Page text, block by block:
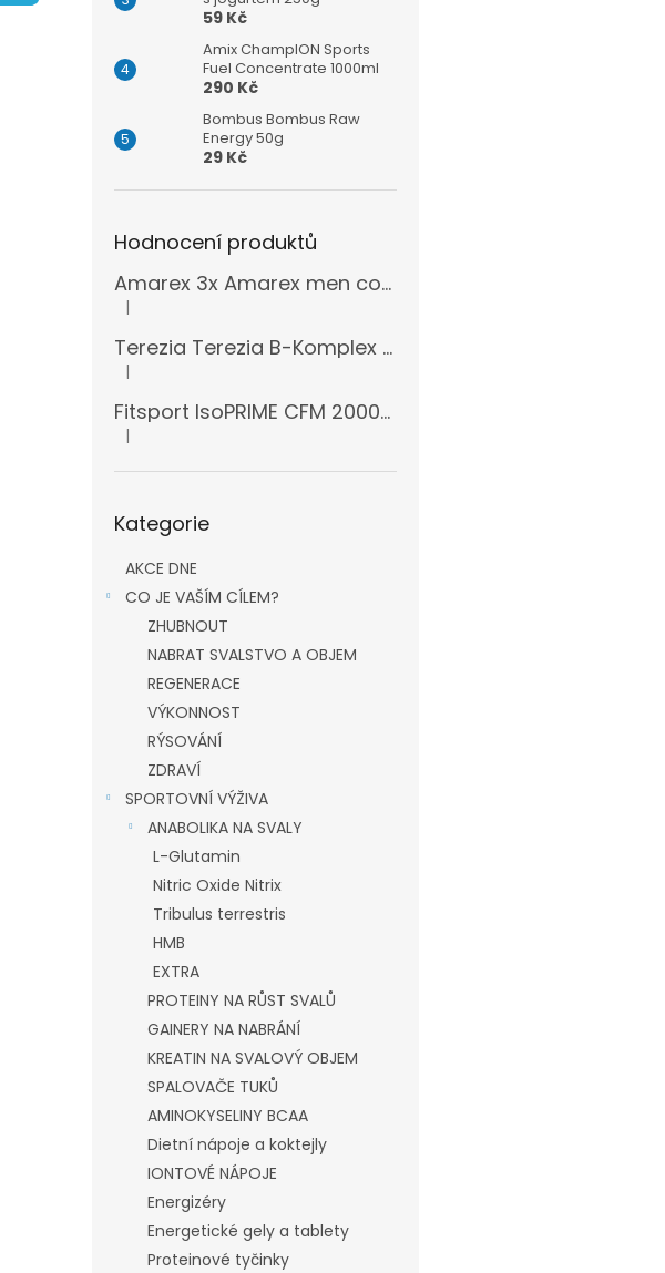
59 Kč
Amix ChampION Sports
Fuel Concentrate 1000ml
290 Kč
Bombus Bombus Raw
Energy 50g
29 Kč
Hodnocení produktů
Amarex 3x Amarex men complex 120 kapslí
Hodnocení produktu je 5 z 5 hvězdiček.
|
Terezia Terezia B-Komplex super forte 100 tablet
Hodnocení produktu je 5 z 5 hvězdiček.
|
Fitsport IsoPRIME CFM 2000g + šejkr
Hodnocení produktu je 5 z 5 hvězdiček.
|
kategorie
Kategorie
AKCE DNE
CO JE VAŠÍM CÍLEM?
ZHUBNOUT
NABRAT SVALSTVO A OBJEM
REGENERACE
VÝKONNOST
RÝSOVÁNÍ
ZDRAVÍ
SPORTOVNÍ VÝŽIVA
ANABOLIKA NA SVALY
L-Glutamin
Nitric Oxide Nitrix
Tribulus terrestris
HMB
EXTRA
PROTEINY NA RŮST SVALŮ
GAINERY NA NABRÁNÍ
KREATIN NA SVALOVÝ OBJEM
SPALOVAČE TUKŮ
AMINOKYSELINY BCAA
Dietní nápoje a koktejly
IONTOVÉ NÁPOJE
Energizéry
Energetické gely a tablety
Proteinové tyčinky